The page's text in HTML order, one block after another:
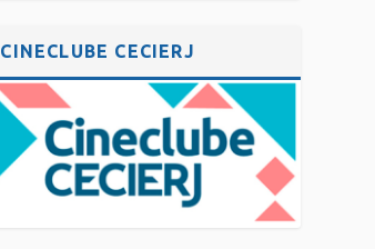
CINECLUBE CECIERJ